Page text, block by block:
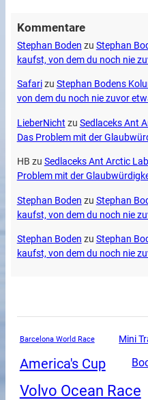
Kommentare
Stephan Boden zu Stephan
kaufst, von dem du noch nie
Safarizu Stephan Bodens
von dem du noch nie zuvor
LieberNicht zu Sedlaceks Ant
Das Problem mit der
HB zu Sedlaceks Ant Arctic
Problem mit der
Stephan Boden zu Stephan
kaufst, von dem du noch nie
Stephan Boden zu Stephan
kaufst, von dem du noch nie
Barcelona World Race Mini
America's Cup
Volvo Ocean Race